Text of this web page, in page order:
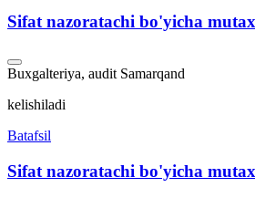
Sifat nazoratachi bo'yicha
Buxgalteriya, audit Samarqand
kelishiladi
Batafsil
Sifat nazoratachi bo'yicha